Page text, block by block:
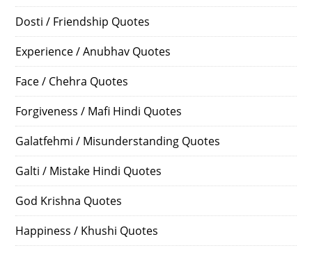
Dosti / Friendship Quotes
Experience / Anubhav Quotes
Face / Chehra Quotes
Forgiveness / Mafi Hindi Quotes
Galatfehmi / Misunderstanding Quotes
Galti / Mistake Hindi Quotes
God Krishna Quotes
Happiness / Khushi Quotes